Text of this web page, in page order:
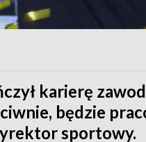
karierę
będzie
sportowy.